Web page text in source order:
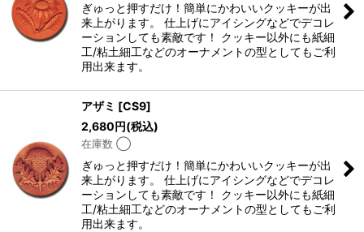
ぎゅっと押すだけ！簡単にかわいいクッキーが出
来上がります。 仕上げにアイシングなどでデコレ
ーションしても素敵です！ クッキー以外にも紙細
工/粘土細工などのオーナメントの型としてもご利
用出来ます。
アザミ [CS9]
2,680円(税込)
在庫数 ◯
ぎゅっと押すだけ！簡単にかわいいクッキーが出
来上がります。 仕上げにアイシングなどでデコレ
ーションしても素敵です！ クッキー以外にも紙細
工/粘土細工などのオーナメントの型としてもご利
用出来ます。